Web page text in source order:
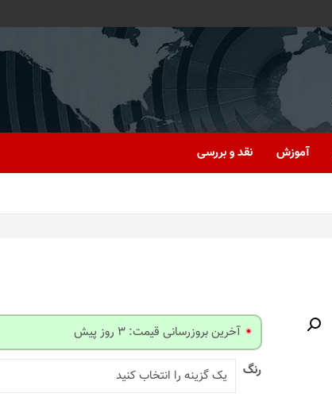
آموزش نقد و بررسی
آخرین بروزرسانی قیمت: 3 روز پیش
رنگ